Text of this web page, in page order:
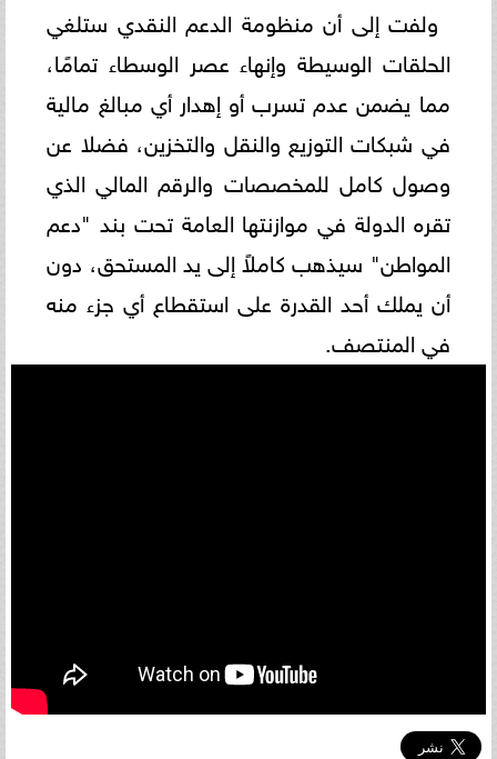
ولفت إلى أن منظومة الدعم النقدي ستلغي
الحلقات الوسيطة وإنهاء عصر الوسطاء تمامًا،
مما يضمن عدم تسرب أو إهدار أي مبالغ مالية
في شبكات التوزيع والنقل والتخزين، فضلا عن
وصول كامل للمخصصات والرقم المالي الذي
تقره الدولة في موازنتها العامة تحت بند "دعم
المواطن" سيذهب كاملاً إلى يد المستحق، دون
أن يملك أحد القدرة على استقطاع أي جزء منه
في المنتصف.